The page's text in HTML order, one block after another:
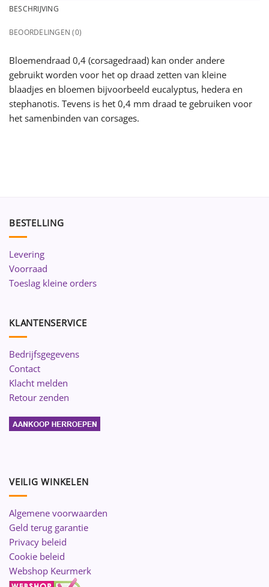
BESCHRIJVING
BEOORDELINGEN (0)
Bloemendraad 0,4 (corsagedraad) kan onder andere
gebruikt worden voor het op draad zetten van kleine
blaadjes en bloemen bijvoorbeeld eucalyptus, hedera en
stephanotis. Tevens is het 0,4 mm draad te gebruiken voor
het samenbinden van corsages.
BESTELLING
Levering
Voorraad
Toeslag kleine orders
KLANTENSERVICE
Bedrijfsgegevens
Contact
Klacht melden
Retour zenden
VEILIG WINKELEN
Algemene voorwaarden
Geld terug garantie
Privacy beleid
Cookie beleid
Webshop Keurmerk